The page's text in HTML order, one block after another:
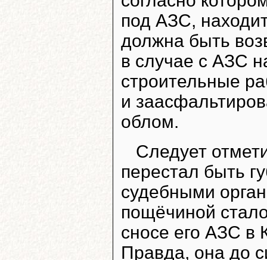
под АЗС,
должна быть
в случае с АЗС
строительные
и
облом.
Следует
перестал быть
судебными
пощёчиной
сносе его АЗС в
Правда, она до